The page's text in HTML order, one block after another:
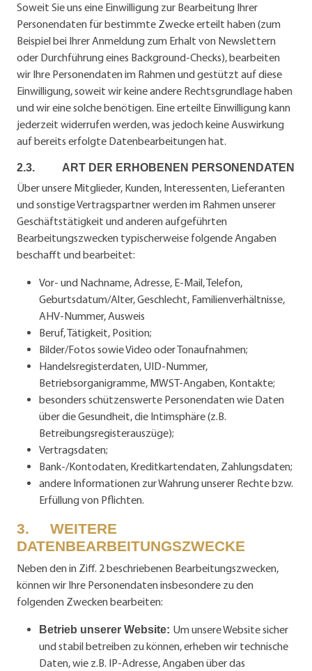
Soweit Sie uns eine Einwilligung zur Bearbeitung Ihrer
Personendaten für bestimmte Zwecke erteilt haben (zum
Beispiel bei Ihrer Anmeldung zum Erhalt von Newslettern
oder Durchführung eines Background-Checks), bearbeiten
wir Ihre Personendaten im Rahmen und gestützt auf diese
Einwilligung, soweit wir keine andere Rechtsgrundlage haben
und wir eine solche benötigen. Eine erteilte Einwilligung kann
jederzeit widerrufen werden, was jedoch keine Auswirkung
auf bereits erfolgte Datenbearbeitungen hat.
2.3. ART DER ERHOBENEN PERSONENDATEN
Über unsere Mitglieder, Kunden, Interessenten, Lieferanten
und sonstige Vertragspartner werden im Rahmen unserer
Geschäftstätigkeit und anderen aufgeführten
Bearbeitungszwecken typischerweise folgende Angaben
beschafft und bearbeitet:
Vor- und Nachname, Adresse, E-Mail, Telefon,
Geburtsdatum/Alter, Geschlecht, Familienverhältnisse,
AHV-Nummer, Ausweis
Beruf, Tätigkeit, Position;
Bilder/Fotos sowie Video oder Tonaufnahmen;
Handelsregisterdaten, UID-Nummer,
Betriebsorganigramme, MWST-Angaben, Kontakte;
besonders schützenswerte Personendaten wie Daten
über die Gesundheit, die Intimsphäre (z.B.
Betreibungsregisterauszüge);
Vertragsdaten;
Bank-/Kontodaten, Kreditkartendaten, Zahlungsdaten;
andere Informationen zur Wahrung unserer Rechte bzw.
Erfüllung von Pflichten.
3. WEITERE
DATENBEARBEITUNGSZWECKE
Neben den in Ziff. 2 beschriebenen Bearbeitungszwecken,
können wir Ihre Personendaten insbesondere zu den
folgenden Zwecken bearbeiten:
Betrieb unserer Website: Um unsere Website sicher
und stabil betreiben zu können, erheben wir technische
Daten, wie z.B. IP-Adresse, Angaben über das